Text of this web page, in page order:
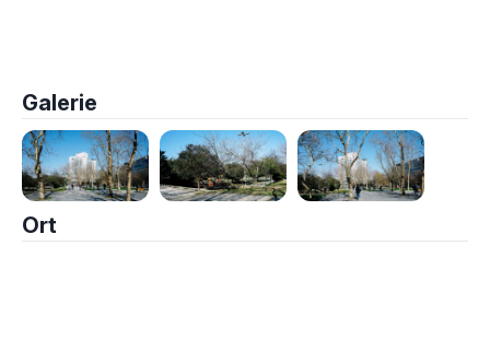
Galerie
Ort